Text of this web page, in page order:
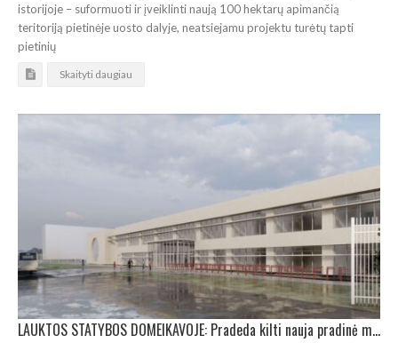
istorijoje – suformuoti ir įveiklinti naują 100 hektarų apimančią
teritoriją pietinėje uosto dalyje, neatsiejamu projektu turėtų tapti
pietinių
Skaityti daugiau
LAUKTOS STATYBOS DOMEIKAVOJE: Pradeda kilti nauja pradinė mokykla